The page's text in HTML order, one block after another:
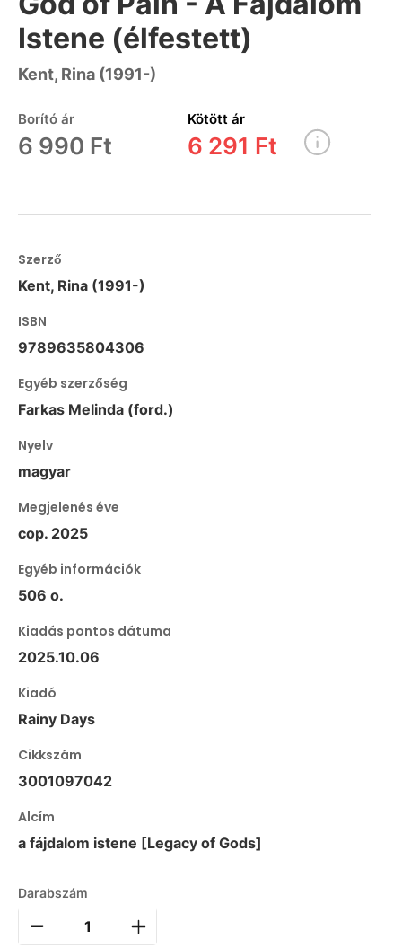
Istene (élfestett)
Kent, Rina (1991-)
Borító ár
6 990 Ft
Kötött ár
6 291 Ft
Szerző
Kent, Rina (1991-)
ISBN
9789635804306
Egyéb szerzőség
Farkas Melinda (ford.)
Nyelv
magyar
Megjelenés éve
cop. 2025
Egyéb információk
506 o.
Kiadás pontos dátuma
2025.10.06
Kiadó
Rainy Days
Cikkszám
3001097042
Alcím
a fájdalom istene [Legacy of Gods]
Darabszám